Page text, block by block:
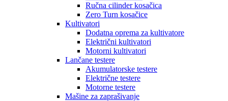
Ručna cilinder kosačica
Zero Turn kosačice
Kultivatori
Dodatna oprema za kultivatore
Električni kultivatori
Motorni kultivatori
Lančane testere
Akumulatorske testere
Električne testere
Motorne testere
Mašine za zaprašivanje